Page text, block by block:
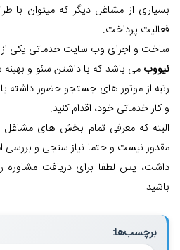
بسیاری از مشاغل دیگر که میتوان با
فعالیت پرداخت.
ساخت و اجرای وب سایت خدماتی یکی از
نیووب می باشد که با داشتن سئو و بهینه
رتبه از موتور های جستجو حضور داشته
و کار خدماتی خود، اقدام کنید.
البته که معرفی تمام بخش های مشاغل
مقدور نیست و حتما نیاز سنجی و بررسی
داشت، پس لطفا برای دریافت مشاوره
باشید.
برچسب‌ها: